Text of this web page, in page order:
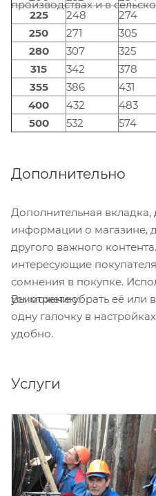
производствах и в
225
248 274
250
271 305
280
307 325
315
342 378
355
386 431
400
432 483
500
532 574
Дополнительно
Дополнительная
информации о магазине,
другого важного
интересующие
сомнения в покупке.
усмотрению.
Вы можете убрать её или
одну галочку в
удобно.
Услуги